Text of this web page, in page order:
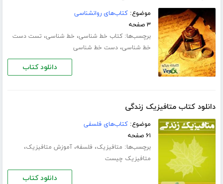
موضوع:کتاب‌های روانشناسی
۳ صفحه
برچسب‌ها:کتاب خط شناسی، خط شناسی، تست دست
خط شناسی،دست خط شناسی
دانلود کتاب
دانلود کتاب متافیزیک زندگی
موضوع:کتاب‌های فلسفی
۶۱ صفحه
برچسب‌ها: متافیزیک، فلسفه،آموزش متافیزیک،
متافیزیک چیست
دانلود کتاب